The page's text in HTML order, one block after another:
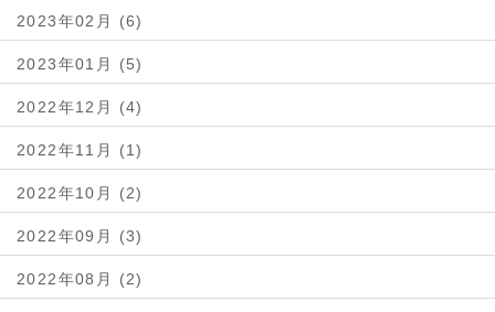
2023年02月 (6)
2023年01月 (5)
2022年12月 (4)
2022年11月 (1)
2022年10月 (2)
2022年09月 (3)
2022年08月 (2)